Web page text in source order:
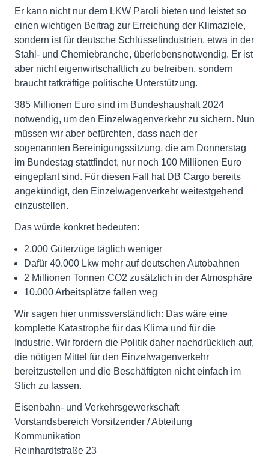
Er kann nicht nur dem LKW Paroli bieten und leistet so
einen wichtigen Beitrag zur Erreichung der Klimaziele,
sondern ist für deutsche Schlüsselindustrien, etwa in der
Stahl- und Chemiebranche, überlebensnotwendig. Er ist
aber nicht eigenwirtschaftlich zu betreiben, sondern
braucht tatkräftige politische Unterstützung.
385 Millionen Euro sind im Bundeshaushalt 2024
notwendig, um den Einzelwagenverkehr zu sichern. Nun
müssen wir aber befürchten, dass nach der
sogenannten Bereinigungssitzung, die am Donnerstag
im Bundestag stattfindet, nur noch 100 Millionen Euro
eingeplant sind. Für diesen Fall hat DB Cargo bereits
angekündigt, den Einzelwagenverkehr weitestgehend
einzustellen.
Das würde konkret bedeuten:
2.000 Güterzüge täglich weniger
Dafür 40.000 Lkw mehr auf deutschen Autobahnen
2 Millionen Tonnen CO2 zusätzlich in der Atmosphäre
10.000 Arbeitsplätze fallen weg
Wir sagen hier unmissverständlich: Das wäre eine
komplette Katastrophe für das Klima und für die
Industrie. Wir fordern die Politik daher nachdrücklich auf,
die nötigen Mittel für den Einzelwagenverkehr
bereitzustellen und die Beschäftigten nicht einfach im
Stich zu lassen.
Eisenbahn- und Verkehrsgewerkschaft
Vorstandsbereich Vorsitzender / Abteilung
Kommunikation
Reinhardtstraße 23